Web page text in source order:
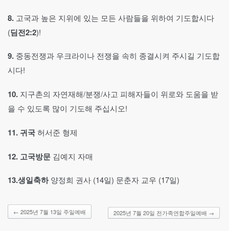
8. 고국과 높은 지위에 있는 모든 사람들을 위하여 기도합시다
(딤전2:2)!
9. 중동전쟁과 우크라이나 전쟁을 속히 종결시켜 주시길 기도합
시다!
10. 지구촌의 자연재해/분쟁/사고 피해자들이 위로와 도움을 받
을 수 있도록 많이 기도해 주십시오!
11. 귀국허서준 형제
12. 고국방문 김예지 자매
13.생일축하양정희 권사 (14일) 문춘자 교우 (17일)
← 2025년 7월 13일 주일예배 2025년 7월 20일 전가족연합주일예배 →